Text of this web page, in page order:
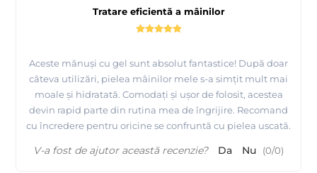
Tratare eficientă a mâinilor
Aceste mănuși cu gel sunt absolut fantastice! După doar
câteva utilizări, pielea mâinilor mele s-a simțit mult mai
moale și hidratată. Comodați și ușor de folosit, acestea
devin rapid parte din rutina mea de îngrijire. Recomand
cu încredere pentru oricine se confruntă cu pielea uscată.
V-a fost de ajutor această recenzie? Da Nu (0/0)